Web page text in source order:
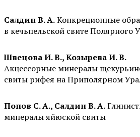
Салдин В. А.Конкреционные
в кечьпельской свите Полярного
Швецова И. В., Козырева И. В.
Акцессорные минералы
свиты рифея на Приполярном
Попов С. А., Салдин В. А.
минералы яйюской свиты